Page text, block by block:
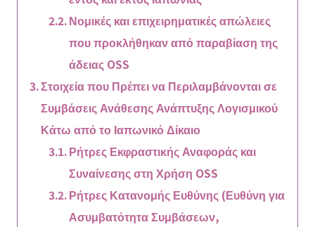
Νομικές και επιχειρηματικές απώλειες
που προκλήθηκαν από παραβίαση της
άδειας OSS
Στοιχεία που Πρέπει να Περιλαμβάνονται σε
Συμβάσεις Ανάθεσης Ανάπτυξης Λογισμικού
Κάτω από το Ιαπωνικό Δίκαιο
Ρήτρες Εκφραστικής Αναφοράς και
Συναίνεσης στη Χρήση OSS
Ρήτρες Κατανομής Ευθύνης (Ευθύνη για
Ασυμβατότητα Συμβάσεων,